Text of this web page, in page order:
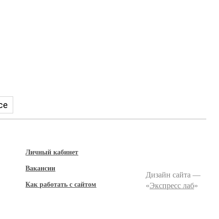
Личный кабинет
Вакансии
Как работать с сайтом
Дизайн сайта —
«Экспресс лаб»